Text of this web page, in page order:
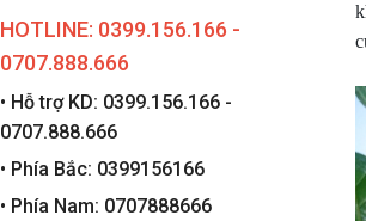
HOTLINE: 0399.156.166 -
0707.888.666
• Hỗ trợ KD: 0399.156.166 -
0707.888.666
• Phía Bắc: 0399156166
• Phía Nam: 0707888666